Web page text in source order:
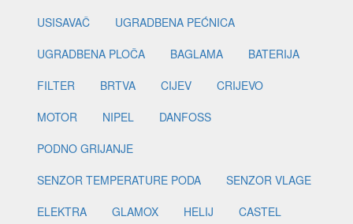
USISAVAČ
UGRADBENA PEĆNICA
UGRADBENA PLOČA
BAGLAMA
BATERIJA
FILTER
BRTVA CIJEV
CRIJEVO
MOTOR
NIPEL
DANFOSS
PODNO GRIJANJE
SENZOR TEMPERATURE PODA
SENZOR VLAGE
ELEKTRA
GLAMOX HELIJ
CASTEL